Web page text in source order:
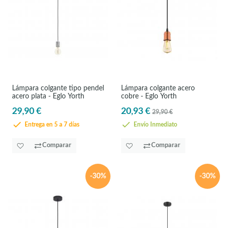
Lámpara colgante tipo pendel
acero plata - Eglo Yorth
29,90 €
Entrega en 5 a 7 días
Comparar
Lámpara colgante acero
cobre - Eglo Yorth
20,93 € 29,90 €
Envío Inmediato
Comparar
-30% -30%